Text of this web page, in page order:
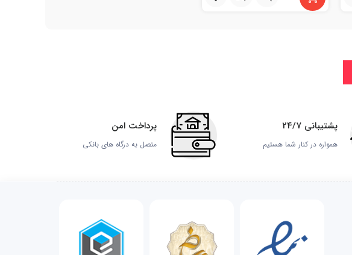
پشتیبانی 24/7
همواره در کنار شما هستیم
پرداخت امن
متصل به درگاه های بانکی